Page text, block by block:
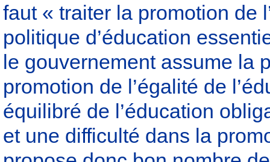
faut « traiter la promotion de
politique d’éducation
le gouvernement assume la
promotion de l’égalité de
équilibré de l’éducation
et une difficulté dans la